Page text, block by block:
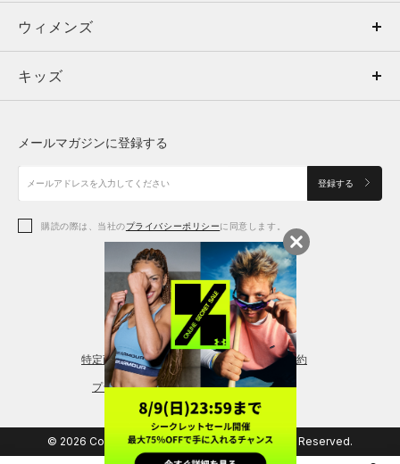
ウィメンズ
キッズ
アクセサリー
トップス
ボトムス
アクセサリー
ウィメンズ
トップス
シューズ
アクセサリー
レギンス＆タイツ
キッズ
シューズ
メールマガジンに登録する
登録する
購読の際は、当社のプライバシーポリシーに同意します。
特定商取引法に基づく通販の表記 会員規約
プライバシーポリシー
© 2026 Copyright DOME Corporation. All Rights Reserved.